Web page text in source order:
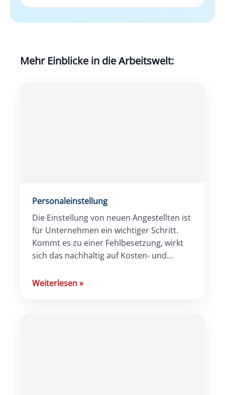
Mehr Einblicke in die Arbeitswelt:
Personaleinstellung
Die Einstellung von neuen Angestellten ist
für Unternehmen ein wichtiger Schritt.
Kommt es zu einer Fehlbesetzung, wirkt
sich das nachhaltig auf Kosten- und
entscheidender ist es, dass […]
Weiterlesen»